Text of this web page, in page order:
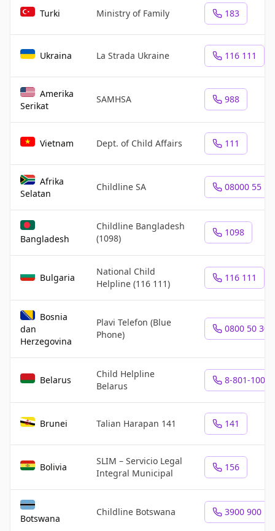
Turki Ministry of Family 183
Ukraina La Strada Ukraine 116 111
Amerika
Serikat
SAMHSA 988
Vietnam Dept. of Child Affairs 111
Afrika
Selatan
Childline SA 08000 55
Bangladesh
Childline Bangladesh
(1098)
1098
Bulgaria
National Child
Helpline (116 111)
116 111
Bosnia
dan
Herzegovina
Plavi Telefon (Blue
Phone)
0800 50 305
Belarus
Child Helpline
Belarus
8-801-100-
Brunei Talian Harapan 141 141
Bolivia
SLIM – Servicio Legal
Integral Municipal
156
Botswana
Childline Botswana 3900 900